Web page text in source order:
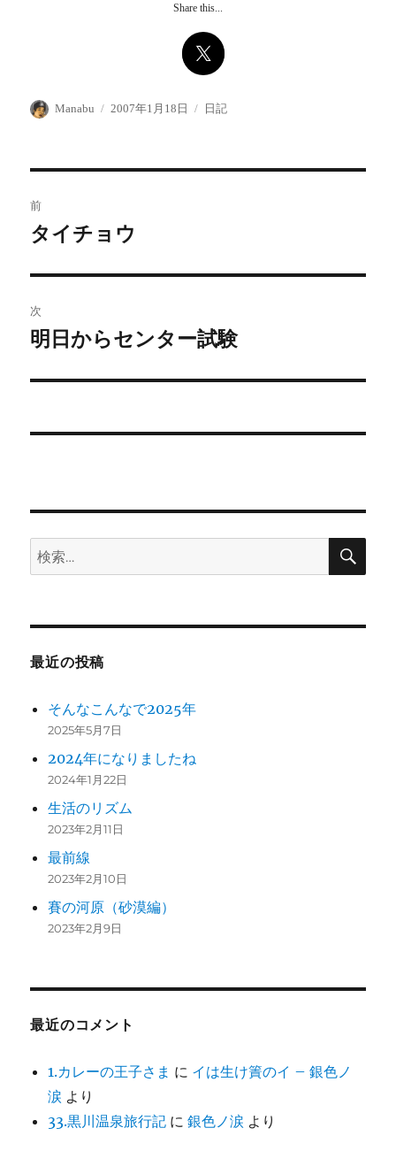
Share this...
投
Manabu
投
2007年1月18日
カ
日記
稿
ビ
ゲ
ー
前
前
投
稿:
タイチョウ
次
次
投
明日からセンター試験
検
索:
検
最近の投稿
そんなこんなで2025年
2025年5月7日
2024年になりましたね
2024年1月22日
生活のリズム
2023年2月11日
最前線
2023年2月10日
賽の河原（砂漠編）
2023年2月9日
最近のコメント
1.カレーの王子さま に イは生け簀のイ – 銀色ノ
涙 より
33.黒川温泉旅行記 に銀色ノ涙 より